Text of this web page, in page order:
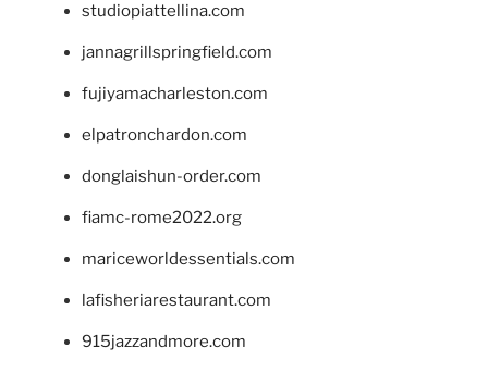
studiopiattellina.com
jannagrillspringfield.com
fujiyamacharleston.com
elpatronchardon.com
donglaishun-order.com
fiamc-rome2022.org
mariceworldessentials.com
lafisheriarestaurant.com
915jazzandmore.com